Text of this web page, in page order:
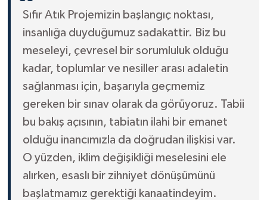
Sıfır Atık Projemizin başlangıç noktası,
insanlığa duyduğumuz sadakattir. Biz bu
meseleyi, çevresel bir sorumluluk olduğu
kadar, toplumlar ve nesiller arası adaletin
sağlanması için, başarıyla geçmemiz
gereken bir sınav olarak da görüyoruz. Tabii
bu bakış açısının, tabiatın ilahi bir emanet
olduğu inancımızla da doğrudan ilişkisi var.
O yüzden, iklim değişikliği meselesini ele
alırken, esaslı bir zihniyet dönüşümünü
başlatmamız gerektiği kanaatindeyim.